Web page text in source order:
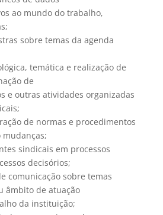
ao mundo do trabalho,
sobre temas da agenda
temática e realização de
de
e outras atividades organizadas
de normas e procedimentos
sindicais em processos
decisórios;
comunicação sobre temas
âmbito de atuação
da instituição;